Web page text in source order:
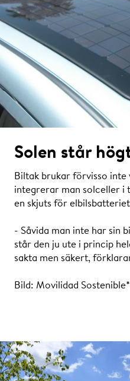
Solen står
Biltak brukar förvisso inte
integrerar man solceller i
en skjuts för
- Såvida man inte har sin
står den ju ute i princip
sakta men säkert,
Bild: Movilidad